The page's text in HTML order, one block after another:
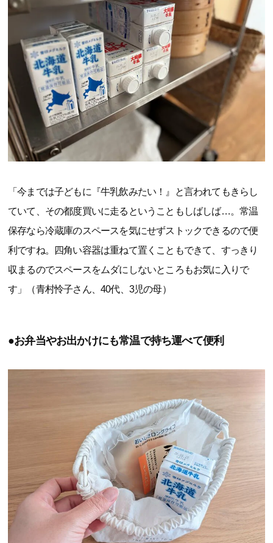
「今までは子どもに『牛乳飲みたい！』と言われてもきらし
ていて、その都度買いに走るということもしばしば…。常温
保存なら冷蔵庫のスペースを気にせずストックできるので便
利ですね。四角い容器は重ねて置くこともできて、すっきり
収まるのでスペースをムダにしないところもお気に入りで
す」（青村怜子さん、40代、3児の母）
●お弁当やお出かけにも常温で持ち運べて便利